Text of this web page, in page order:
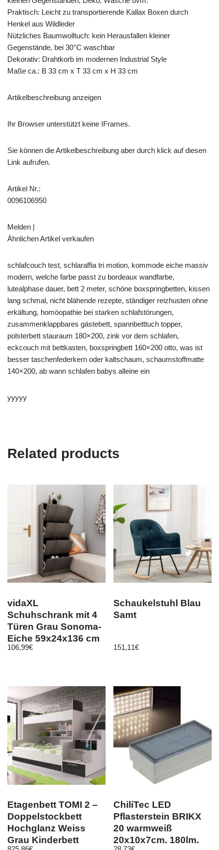
Praktisch: Leicht zu transportierende Kallax Boxen durch
Henkel aus Wildleder
Nützliches Baumwolltuch: kein Herausfallen kleiner
Gegenstände, bei 30°C waschbar
Dekorativ: Drahtkorb im modernen Industrial Style
Maße ca.: B 33 cm x T 33 cm x H 33 cm
Artikelbeschreibung anzeigen
Ihr Browser unterstützt keine IFrames.
Sie können die Artikelbeschreibung aber durch klick auf diesen
Link aufrufen.
Artikel Nr.:
0096106950
Melden |
Ähnlichen Artikel verkaufen
schlafcouch test, schlaraffia tri motion, kommode eiche massiv
modern, welche farbe passt zu bordeaux wandfarbe,
lutealphase dauer, bett 2 meter, schöne boxspringbetten, kissen
lang schmal, nicht blähende rezepte, ständiger reizhusten ohne
erkältung, homöopathie bei starken schlafstörungen,
zusammenklappbares gästebett, spannbetttuch topper,
polsterbett stauraum 180×200, zink vor dem schlafen,
eckcouch mit bettkasten, boxspringbett 160×200 otto, was ist
besser taschenfederkern oder kaltschaum, schaumstoffmatte
140×200, ab wann schlafen babys alleine ein
yyyyy
Related products
vidaXL
Schuhschrank mit 4
Türen Grau Sonoma-
Eiche 59x24x136 cm
106,99€
Schaukelstuhl Blau
Samt
151,11€
Etagenbett TOMI 2 –
Doppelstockbett
Hochglanz Weiss
Grau Kinderbett
ChiliTec LED
Pflasterstein BRIKX
20 warmweiß
20x10x7cm, 180lm,